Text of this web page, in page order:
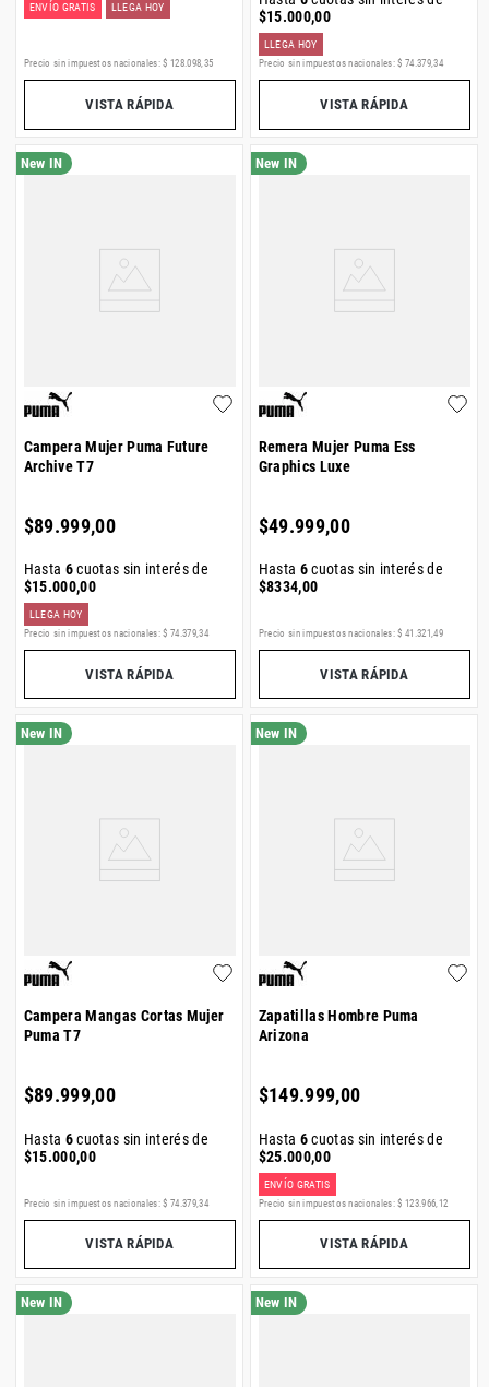
ENVÍO GRATIS LLEGA HOY
Precio sin impuestos nacionales: $ 128.098,35
VISTA RÁPIDA
$15.000,00
LLEGA HOY
Precio sin impuestos nacionales: $ 74.379,34
VISTA RÁPIDA
Campera Mujer Puma Future
Archive T7
$89.999,00
Hasta 6cuotas sin interés de
$15.000,00
LLEGA HOY
Precio sin impuestos nacionales: $ 74 379,34
VISTA RÁPIDA
Remera Mujer Puma Ess
Graphics Luxe
$49.999,00
Hasta 6cuotas sin interés de
$8334,00
Precio sin impuestos nacionales: $ 41 321 ,49
VISTA RÁPIDA
Campera Mangas Cortas Mujer
Puma T7
$89.999,00
Hasta 6cuotas sin interés de
$15.000,00
Precio sin impuestos nacionales: $ 74 379,34
VISTA RÁPIDA
Zapatillas Hombre Puma
Arizona
$149.999,00
Hasta 6cuotas sin interés de
$25.000,00
ENVÍO GRATIS
Precio sin impuestos nacionales: $ 123.966 12
VISTA RÁPIDA